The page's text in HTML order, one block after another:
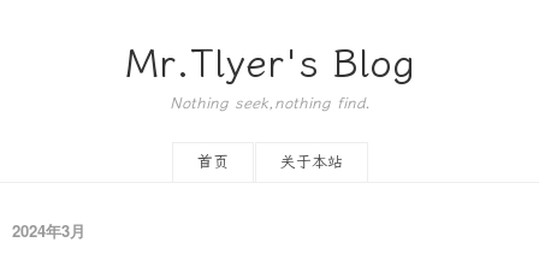
Mr.Tlyer's Blog
Nothing seek,nothing find.
首页 关于本站
2024年3月